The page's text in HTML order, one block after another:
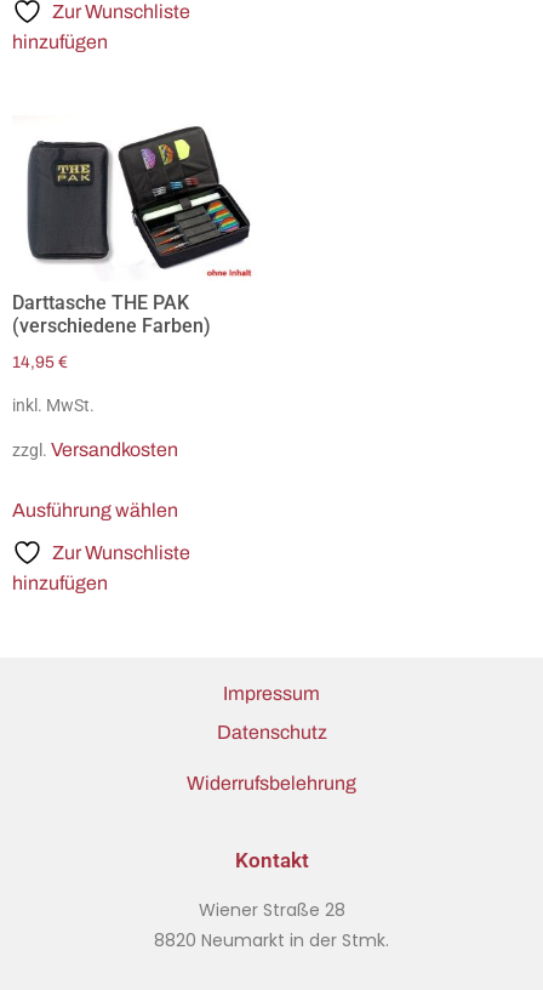
Zur Wunschliste
hinzufügen
Darttasche THE PAK
(verschiedene Farben)
14,95 €
inkl. MwSt.
zzgl. Versandkosten
Ausführung wählen
Zur Wunschliste
hinzufügen
Impressum
Datenschutz
Widerrufsbelehrung
Kontakt
Wiener Straße 28
8820 Neumarkt in der Stmk.